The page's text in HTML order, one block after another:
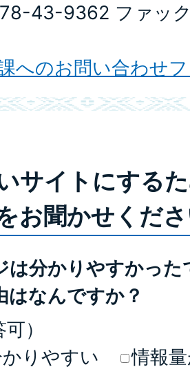
43-9362 ファッ
へのお問い合わせ
サイトにする
お聞かせくだ
は分かりやすかっ
はなんですか？
）
りやすい
情報